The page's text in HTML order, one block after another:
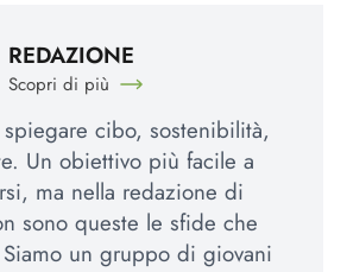
REDAZIONE
Scopri di più
spiegare cibo, sostenibilità,
Un obiettivo più facile a
ma nella redazione di
sono queste le sfide che
un gruppo di giovani